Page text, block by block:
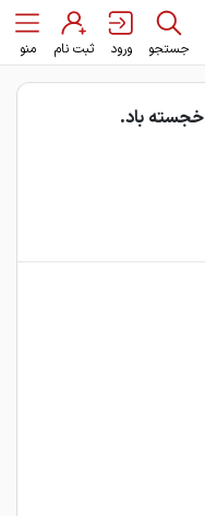
جستجو ورود ثبت نام منو
خجسته باد.